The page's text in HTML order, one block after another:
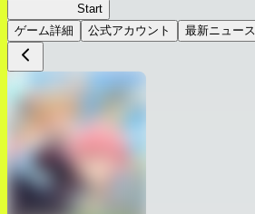
Start
ゲーム詳細
公式アカウント 最新ニュース